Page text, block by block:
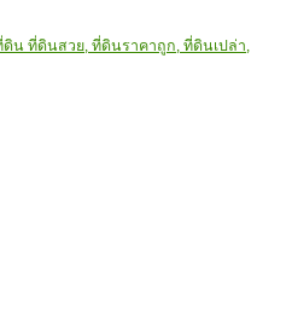
น ที่ดินสวย, ที่ดินราคาถูก, ที่ดินเปล่า,